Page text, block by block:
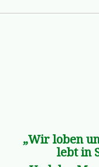
„Wir loben
lebt in